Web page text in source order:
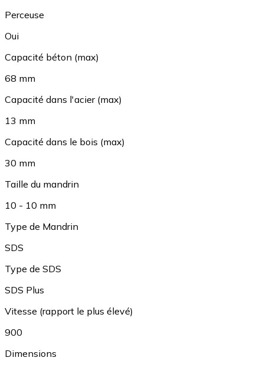
Perceuse
Oui
Capacité béton (max)
68 mm
Capacité dans l'acier (max)
13 mm
Capacité dans le bois (max)
30 mm
Taille du mandrin
10 - 10 mm
Type de Mandrin
SDS
Type de SDS
SDS Plus
Vitesse (rapport le plus élevé)
900
Dimensions